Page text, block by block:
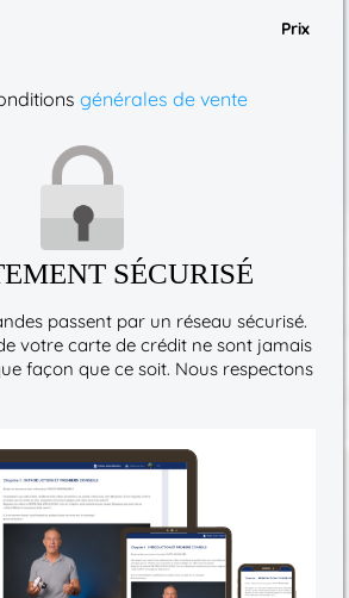
Prix
générales de vente
SÉCURISÉ
passent par un réseau sécurisé.
votre carte de crédit ne sont jamais
façon que ce soit. Nous respectons